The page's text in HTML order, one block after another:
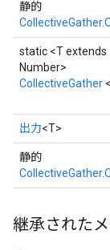
静的
static <T extends
Number>
CollectiveGather
出力<T>
静的
継承された